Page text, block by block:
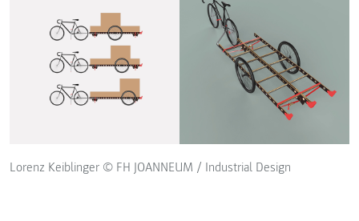
Lorenz Keiblinger © FH JOANNEUM / Industrial Design